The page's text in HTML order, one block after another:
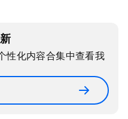
性化内容合集中查看我